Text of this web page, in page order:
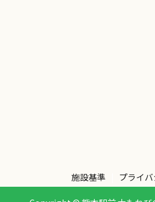
施設基準 プライ